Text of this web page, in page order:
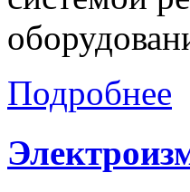
Подробнее